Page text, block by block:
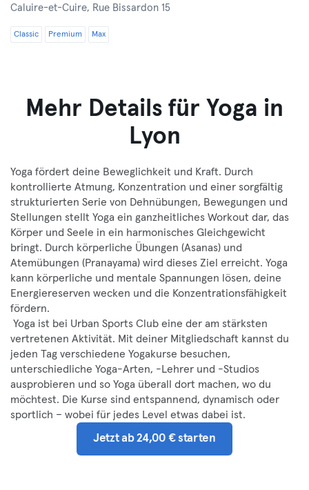
Caluire-et-Cuire, Rue Bissardon 15
Classic Premium Max
Mehr Details für Yoga in
Lyon
Yoga fördert deine Beweglichkeit und Kraft. Durch
kontrollierte Atmung, Konzentration und einer sorgfältig
strukturierten Serie von Dehnübungen, Bewegungen und
Stellungen stellt Yoga ein ganzheitliches Workout dar, das
Körper und Seele in ein harmonisches Gleichgewicht
bringt. Durch körperliche Übungen (Asanas) und
Atemübungen (Pranayama) wird dieses Ziel erreicht. Yoga
kann körperliche und mentale Spannungen lösen, deine
Energiereserven wecken und die Konzentrationsfähigkeit
fördern.
Yoga ist bei Urban Sports Club eine der am stärksten
vertretenen Aktivität. Mit deiner Mitgliedschaft kannst du
jeden Tag verschiedene Yogakurse besuchen,
unterschiedliche Yoga-Arten, -Lehrer und -Studios
ausprobieren und so Yoga überall dort machen, wo du
möchtest. Die Kurse sind entspannend, dynamisch oder
sportlich – wobei für jedes Level etwas dabei ist.
Jetzt ab 24,00 € starten